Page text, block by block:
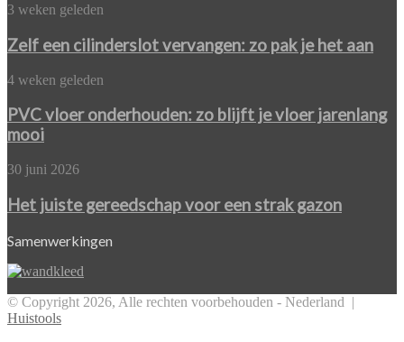
de
van
Zelf
cilinderslot
vervangen:
zo
pak
je
het
aan
3 weken geleden
Zelf een cilinderslot vervangen: zo pak je het aan
PVC
onderhouden:
zo
blijft
vloer
mooi
4 weken geleden
PVC vloer onderhouden: zo blijft je vloer jarenlang
mooi
Het
gereedschap
voor
een
strak
gazon
30 juni 2026
Het juiste gereedschap voor een strak gazon
Samenwerkingen
© Copyright 2026, Alle rechten voorbehouden - Nederland |
Huistools